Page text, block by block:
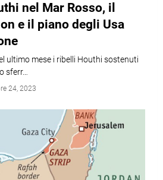
nel Mar Rosso, il
e il piano degli Usa
ultimo mese i ribelli Houthi sostenuti
sferr…
24, 2023